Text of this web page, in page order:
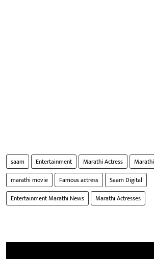
saam Entertainment Marathi Actress Marathi
marathi movie
Famous actress
Saam Digital
Entertainment Marathi News
Marathi Actresses